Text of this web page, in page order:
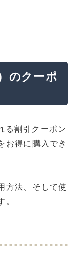
のクーポ
る割引クーポン
お得に購入でき
方法、そして使
。